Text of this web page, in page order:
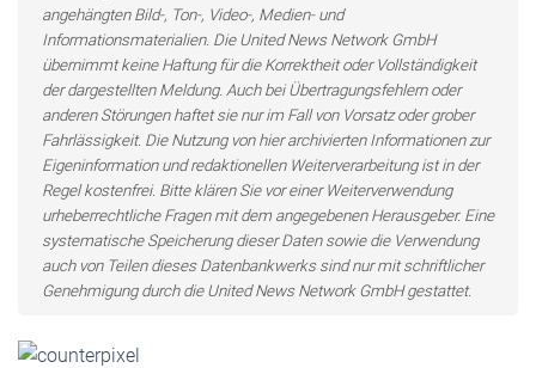
angehängten Bild-, Ton-, Video-, Medien- und
Informationsmaterialien. Die United News Network GmbH
übernimmt keine Haftung für die Korrektheit oder Vollständigkeit
der dargestellten Meldung. Auch bei Übertragungsfehlern oder
anderen Störungen haftet sie nur im Fall von Vorsatz oder grober
Fahrlässigkeit. Die Nutzung von hier archivierten Informationen zur
Eigeninformation und redaktionellen Weiterverarbeitung ist in der
Regel kostenfrei. Bitte klären Sie vor einer Weiterverwendung
urheberrechtliche Fragen mit dem angegebenen Herausgeber. Eine
systematische Speicherung dieser Daten sowie die Verwendung
auch von Teilen dieses Datenbankwerks sind nur mit schriftlicher
Genehmigung durch die United News Network GmbH gestattet.